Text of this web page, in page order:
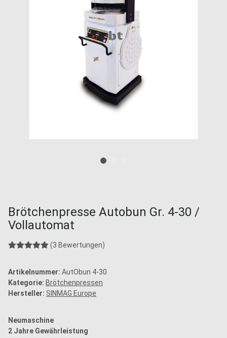
Brötchenpresse Autobun Gr. 4-30 /
Vollautomat
(3 Bewertungen)
Artikelnummer: AutObun 4-30
Kategorie: Brötchenpressen
Hersteller: SINMAG Europe
Neumaschine
2 Jahre Gewährleistung